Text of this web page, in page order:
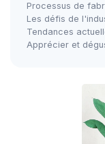
Processus de
Les défis de
Tendances
Apprécier et